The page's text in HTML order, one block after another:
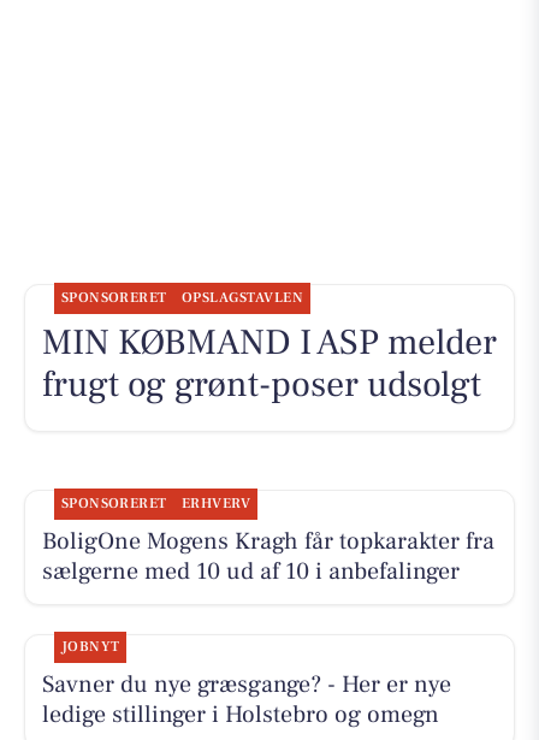
SPONSORERET OPSLAGSTAVLEN
MIN KØBMAND I ASP melder
frugt og grønt-poser udsolgt
SPONSORERET ERHVERV
BoligOne Mogens Kragh får topkarakter fra
sælgerne med 10 ud af 10 i anbefalinger
JOBNYT
Savner du nye græsgange? - Her er nye
ledige stillinger i Holstebro og omegn